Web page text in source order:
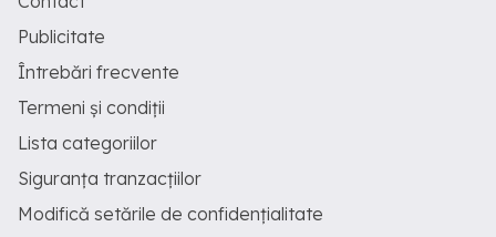
Publicitate
Întrebări frecvente
Termeni și condiții
Lista categoriilor
Siguranța tranzacțiilor
Modifică setările de confidențialitate